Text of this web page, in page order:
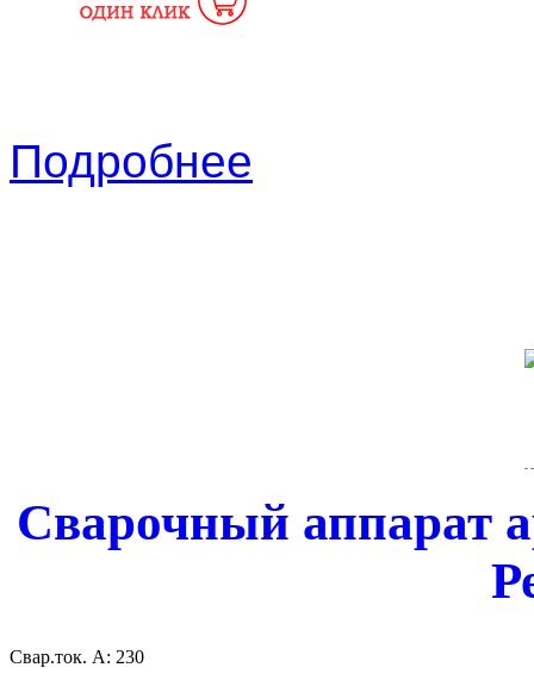
Подробнее
Сварочный аппарат
Свар.ток. А: 230